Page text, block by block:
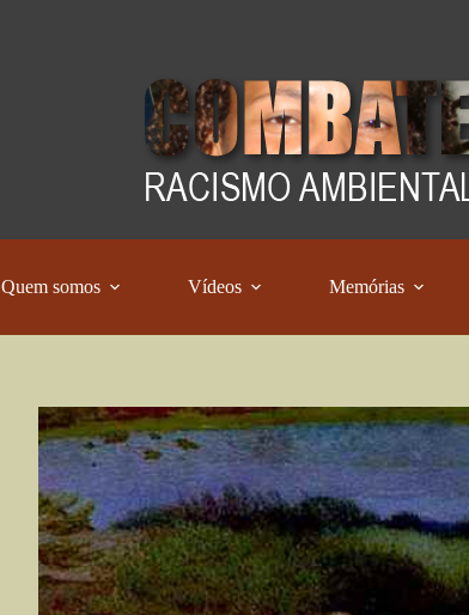
Quem somos Vídeos Memórias